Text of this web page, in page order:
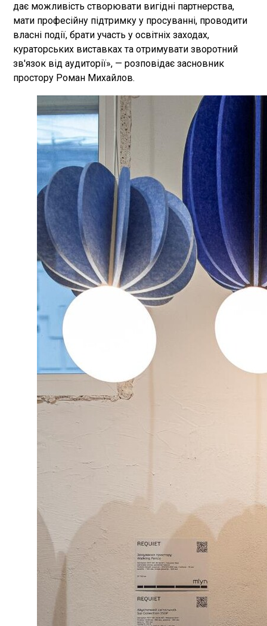
дає можливість створювати вигідні партнерства,
мати професійну підтримку у просуванні, проводити
власні події, брати участь у освітніх заходах,
кураторських виставках та отримувати зворотний
зв'язок від аудиторії», — розповідає засновник
простору Роман Михайлов.